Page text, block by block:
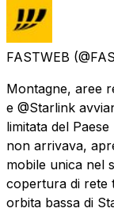
FASTWEB
Montagne, aree
e @Starlink
limitata del
non arrivava,
mobile unica nel
copertura di rete
orbita bassa di